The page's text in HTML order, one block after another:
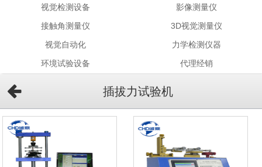
视觉检测设备
影像测量仪
接触角测量仪
3D视觉测量仪
视觉自动化
力学检测仪器
环境试验设备
代理经销
插拔力试验机